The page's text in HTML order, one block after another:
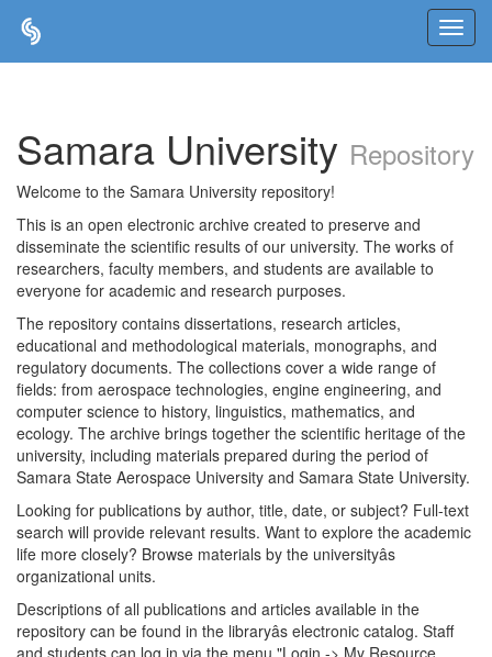
Samara University Repository
Welcome to the Samara University repository!
This is an open electronic archive created to preserve and
disseminate the scientific results of our university. The works of
researchers, faculty members, and students are available to
everyone for academic and research purposes.
The repository contains dissertations, research articles,
educational and methodological materials, monographs, and
regulatory documents. The collections cover a wide range of
fields: from aerospace technologies, engine engineering, and
computer science to history, linguistics, mathematics, and
ecology. The archive brings together the scientific heritage of the
university, including materials prepared during the period of
Samara State Aerospace University and Samara State University.
Looking for publications by author, title, date, or subject? Full-text
search will provide relevant results. Want to explore the academic
life more closely? Browse materials by the universityâs
organizational units.
Descriptions of all publications and articles available in the
repository can be found in the libraryâs electronic catalog. Staff
and students can log in via the menu "Login -> My Resource